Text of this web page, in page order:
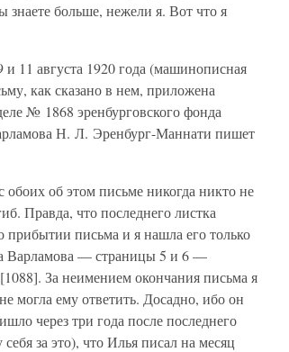
больше, нежели я. Вот что я
11 августа 1920 года (машинописная
как сказано в нем, приложена
№ 1868 эренбурговского фонда
Н. Л. Эренбург-Маннати пишет
об этом письме никогда никто не
Правда, что последнего листка
прибытии письма и я нашла его только
Варламова — страницы 5 и 6 —
За неимением окончания письма я
могла ему ответить. Досадно, ибо он
через три года после последнего
за это), что Илья писал на месяц